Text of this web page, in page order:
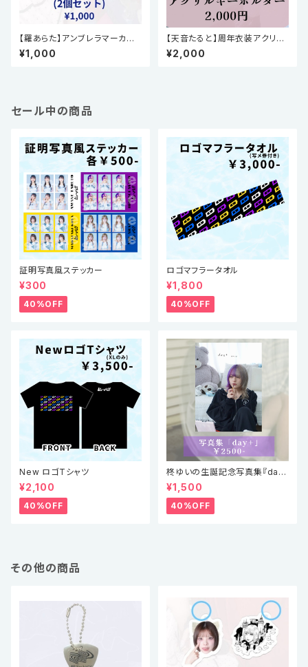
【羅あらた】アンブレラマーカー2
個セット(生誕祭2025)
¥1,000
【天音たると】周年衣装アクリル
スタンド(周年祭2026)
¥2,000
セール中の商品
証明写真風ステッカー
¥300
40%OFF
ロゴマフラータオル
¥1,800
40%OFF
New ロゴTシャツ
¥2,100
40%OFF
柊ゆいの生誕記念写真集『day
+』
¥1,500
40%OFF
その他の商品